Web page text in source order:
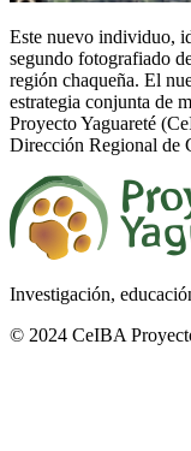
Este nuevo individuo,
segundo fotografiado
región chaqueña. El
estrategia conjunta de
Proyecto Yaguareté
Dirección Regional
Investigación,
© 2024 CeIBA